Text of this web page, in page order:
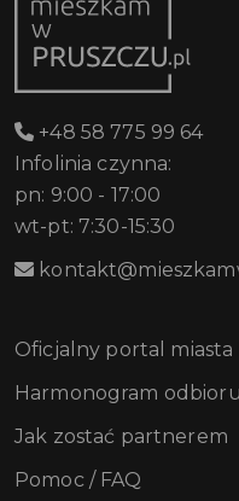
+48 58 775 99 64
Infolinia czynna:
pn: 9:00 - 17:00
wt-pt: 7:30-15:30
Oficjalny portal
Harmonogram
Jak zostać partnerem
Pomoc / FAQ